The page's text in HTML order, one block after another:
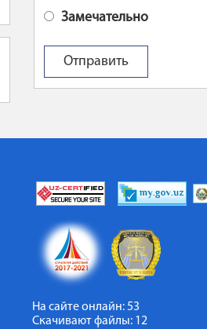
Замечательно
На сайте онлайн: 53
Скачивают файлы: 12